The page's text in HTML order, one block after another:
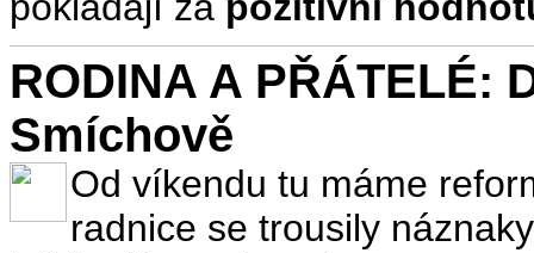
RODINA A PŘÁTELÉ:
Smíchově
Od víkendu tu máme
radnice se trousily